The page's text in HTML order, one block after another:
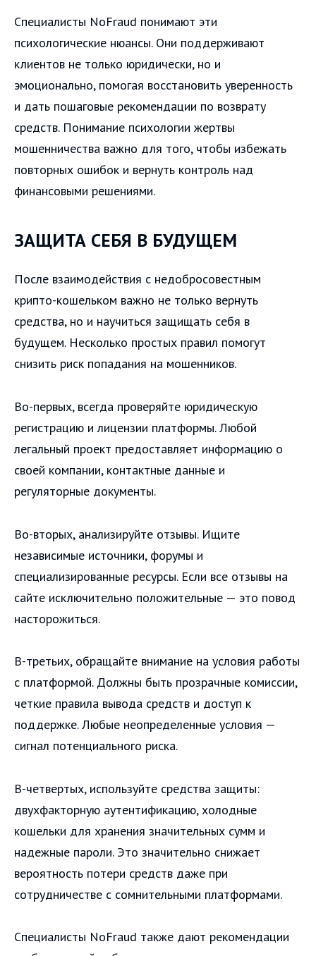
Специалисты NoFraud понимают эти
психологические нюансы. Они поддерживают
клиентов не только юридически, но и
эмоционально, помогая восстановить уверенность
и дать пошаговые рекомендации по возврату
средств. Понимание психологии жертвы
мошенничества важно для того, чтобы избежать
повторных ошибок и вернуть контроль над
финансовыми решениями.
ЗАЩИТА СЕБЯ В БУДУЩЕМ
После взаимодействия с недобросовестным
крипто-кошельком важно не только вернуть
средства, но и научиться защищать себя в
будущем. Несколько простых правил помогут
снизить риск попадания на мошенников.
Во-первых, всегда проверяйте юридическую
регистрацию и лицензии платформы. Любой
легальный проект предоставляет информацию о
своей компании, контактные данные и
регуляторные документы.
Во-вторых, анализируйте отзывы. Ищите
независимые источники, форумы и
специализированные ресурсы. Если все отзывы на
сайте исключительно положительные — это повод
насторожиться.
В-третьих, обращайте внимание на условия работы
с платформой. Должны быть прозрачные комиссии,
четкие правила вывода средств и доступ к
поддержке. Любые неопределенные условия —
сигнал потенциального риска.
В-четвертых, используйте средства защиты:
двухфакторную аутентификацию, холодные
кошельки для хранения значительных сумм и
надежные пароли. Это значительно снижает
вероятность потери средств даже при
сотрудничестве с сомнительными платформами.
Специалисты NoFraud также дают рекомендации